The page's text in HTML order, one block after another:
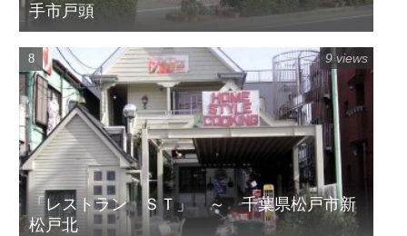
手市戸頭
「レストラン ＳＴ」 ～ 千葉県松戸市新
松戸北
9 views